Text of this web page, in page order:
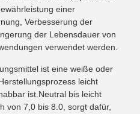
einer
Verbesserung der
der Lebensdauer von
verwendet werden.
ist eine weiße oder
leicht
ist.Neutral bis leicht
von 7,0 bis 8.0, sorgt dafür,